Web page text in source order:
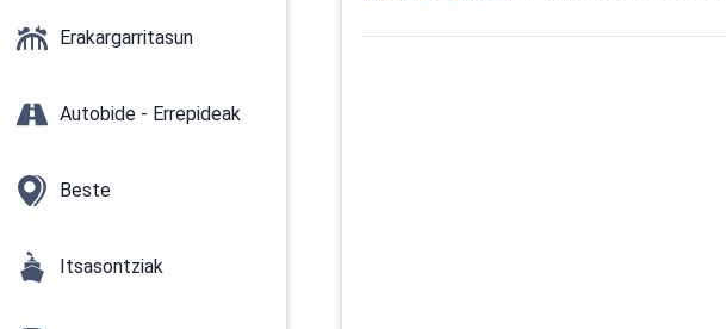
Erakargarritasun
Autobide - Errepideak
Beste
Itsasontziak